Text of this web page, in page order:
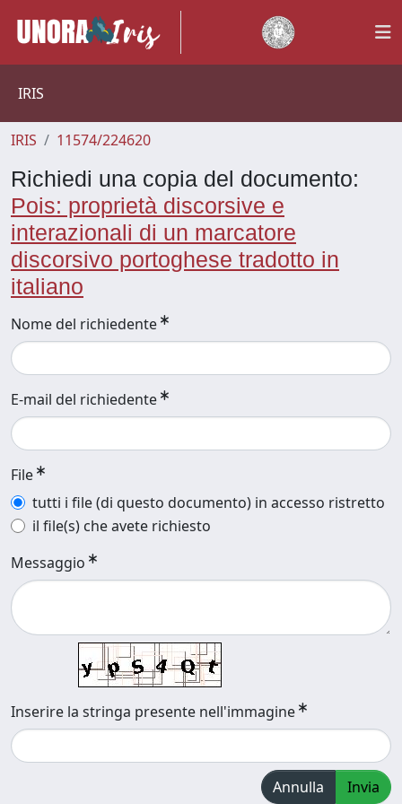
IRIS
IRIS 11574/224620
Richiedi una copia del documento:
Pois: proprietà discorsive e
interazionali di un marcatore
discorsivo portoghese tradotto in
italiano
Nome del richiedente
E-mail del richiedente
File
tutti i file (di questo documento) in accesso ristretto
il file(s) che avete richiesto
Messaggio
Inserire la stringa presente nell'immagine
Annulla Invia